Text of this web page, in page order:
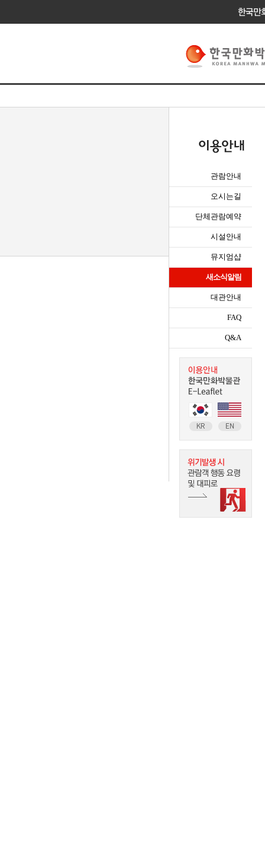
관람안내
오시는길
단체관람예약
시설안내
뮤지엄샵
새소식알림
대관안내
FAQ
Q&A